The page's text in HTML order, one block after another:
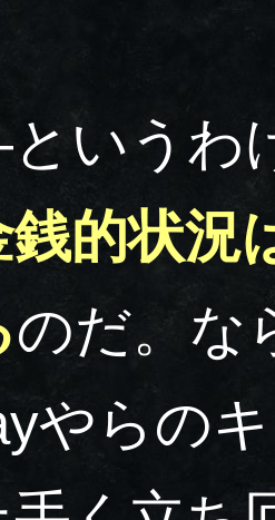
いうわ
銭的状況
のだ。な
やらの